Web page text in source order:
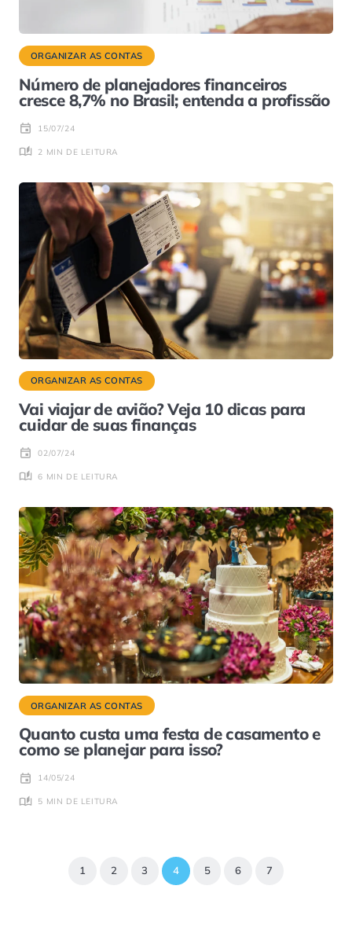
ORGANIZAR AS CONTAS
Número de planejadores financeiros
cresce 8,7% no Brasil; entenda a profissão
15/07/24
2 MIN DE LEITURA
ORGANIZAR AS CONTAS
Vai viajar de avião? Veja 10 dicas para
cuidar de suas finanças
02/07/24
6 MIN DE LEITURA
ORGANIZAR AS CONTAS
Quanto custa uma festa de casamento e
como se planejar para isso?
14/05/24
5 MIN DE LEITURA
1 2 3 4 5 6 7